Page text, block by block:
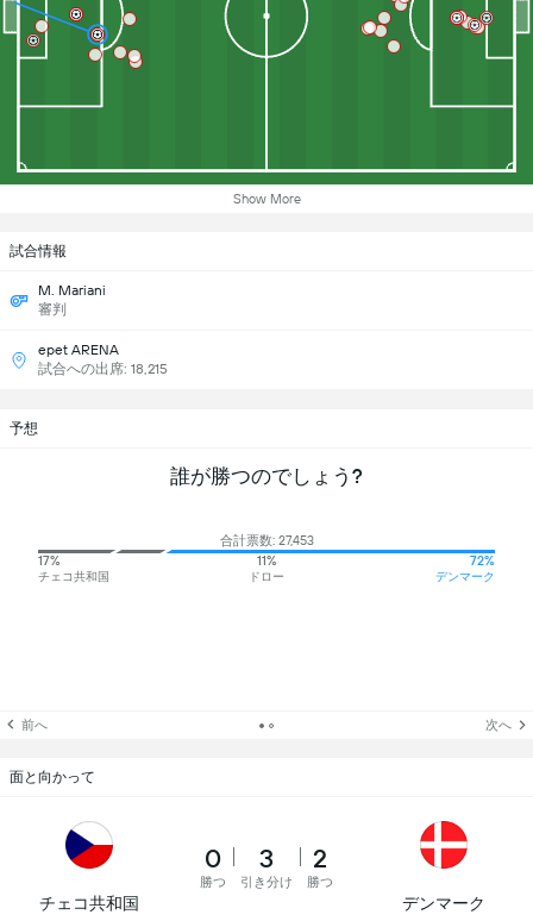
Show More
試合情報
M. Mariani
審判
epet ARENA
試合への出席: 18,215
予想
誰が勝つのでしょう?
合計票数: 27,453
17%
チェコ共和国
11%
ドロー
72%
デンマーク
前へ 次へ
面と向かって
チェコ共和国
0
勝つ
3
引き分け
2
勝つ
デンマーク